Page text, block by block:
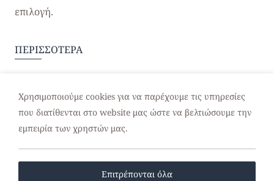
επιλογή.
ΠΕΡΙΣΣΟΤΕΡΑ
Χρησιμοποιούμε cookies για να παρέχουμε τις υπηρεσίες
που διατίθενται στο website μας ώστε να βελτιώσουμε την
εμπειρία των χρηστών μας.
Επιτρέπονται όλα